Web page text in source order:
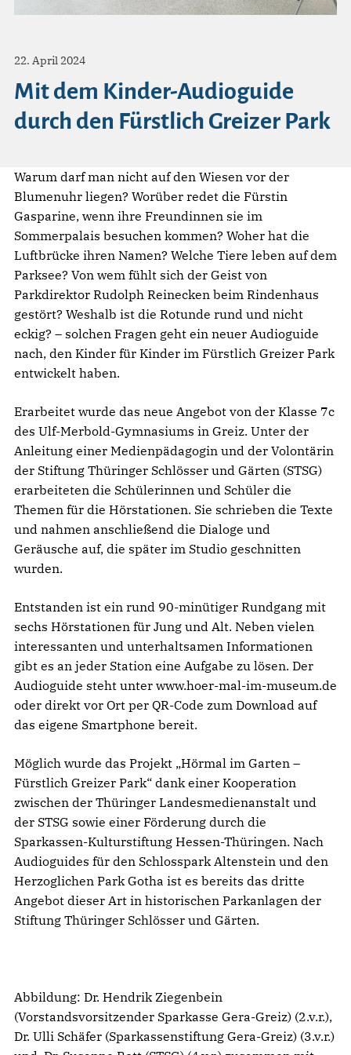
22. April 2024
Mit dem Kinder-Audioguide
durch den Fürstlich Greizer Park
Warum darf man nicht auf den Wiesen vor der
Blumenuhr liegen? Worüber redet die Fürstin
Gasparine, wenn ihre Freundinnen sie im
Sommerpalais besuchen kommen? Woher hat die
Luftbrücke ihren Namen? Welche Tiere leben auf dem
Parksee? Von wem fühlt sich der Geist von
Parkdirektor Rudolph Reinecken beim Rindenhaus
gestört? Weshalb ist die Rotunde rund und nicht
eckig? – solchen Fragen geht ein neuer Audioguide
nach, den Kinder für Kinder im Fürstlich Greizer Park
entwickelt haben.
Erarbeitet wurde das neue Angebot von der Klasse 7c
des Ulf-Merbold-Gymnasiums in Greiz. Unter der
Anleitung einer Medienpädagogin und der Volontärin
der Stiftung Thüringer Schlösser und Gärten (STSG)
erarbeiteten die Schülerinnen und Schüler die
Themen für die Hörstationen. Sie schrieben die Texte
und nahmen anschließend die Dialoge und
Geräusche auf, die später im Studio geschnitten
wurden.
Entstanden ist ein rund 90-minütiger Rundgang mit
sechs Hörstationen für Jung und Alt. Neben vielen
interessanten und unterhaltsamen Informationen
gibt es an jeder Station eine Aufgabe zu lösen. Der
Audioguide steht unter www.hoer-mal-im-museum.de
oder direkt vor Ort per QR-Code zum Download auf
das eigene Smartphone bereit.
Möglich wurde das Projekt „Hörmal im Garten –
Fürstlich Greizer Park“ dank einer Kooperation
zwischen der Thüringer Landesmedienanstalt und
der STSG sowie einer Förderung durch die
Sparkassen-Kulturstiftung Hessen-Thüringen. Nach
Audioguides für den Schlosspark Altenstein und den
Herzoglichen Park Gotha ist es bereits das dritte
Angebot dieser Art in historischen Parkanlagen der
Stiftung Thüringer Schlösser und Gärten.
Abbildung: Dr. Hendrik Ziegenbein
(Vorstandsvorsitzender Sparkasse Gera-Greiz) (2.v.r.),
Dr. Ulli Schäfer (Sparkassenstiftung Gera-Greiz) (3.v.r.)